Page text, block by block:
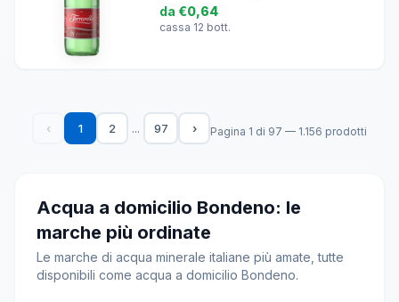
da €0,64
cassa 12 bott.
‹ 1 2 ... 97 › Pagina 1 di 97 — 1.156 prodotti
Acqua a domicilio Bondeno: le
marche più ordinate
Le marche di acqua minerale italiane più amate, tutte
disponibili come acqua a domicilio Bondeno.